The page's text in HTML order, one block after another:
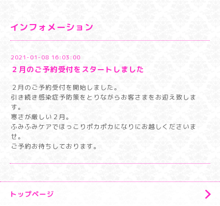
インフォメーション
2021-01-08 16:03:00
２月のご予約受付をスタートしました
２月のご予約受付を開始しました。
引き続き感染症予防策をとりながらお客さまをお迎え致しま
す。
寒さが厳しい２月。
ふみふみケアでほっこりポカポカになりにお越しくださいま
せ。
ご予約お待ちしております。
トップページ